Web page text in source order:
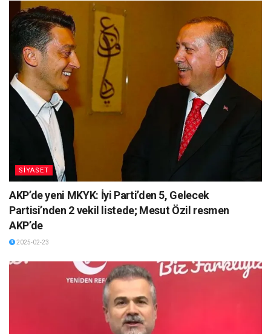
SİYASET
AKP’de yeni MKYK: İyi Parti’den 5, Gelecek
Partisi’nden 2 vekil listede; Mesut Özil resmen
AKP’de
2025-02-23